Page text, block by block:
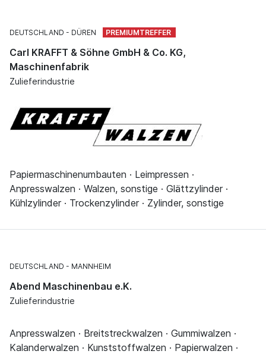
DEUTSCHLAND DÜREN
Carl KRAFFT & Söhne GmbH & Co. KG,
Maschinenfabrik
Zulieferindustrie
Papiermaschinenumbauten · Leimpressen ·
Anpresswalzen · Walzen, sonstige · Glättzylinder ·
Kühlzylinder · Trockenzylinder · Zylinder, sonstige
DEUTSCHLAND MANNHEIM
Abend Maschinenbau e.K.
Zulieferindustrie
Anpresswalzen · Breitstreckwalzen · Gummiwalzen ·
Kalanderwalzen · Kunststoffwalzen · Papierwalzen ·